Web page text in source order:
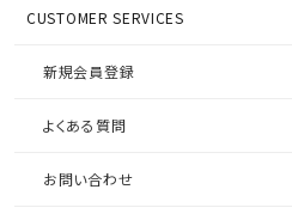
CUSTOMER SERVICES
新規会員登録
よくある質問
お問い合わせ